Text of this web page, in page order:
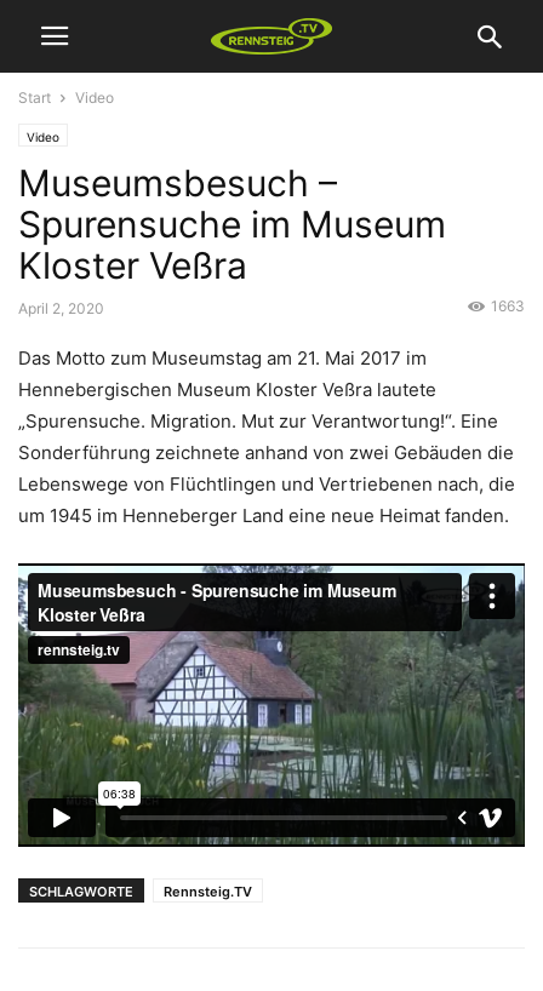
Start Video
Video
Museumsbesuch –
Spurensuche im Museum
Kloster Veßra
April 2, 2020 1663
Das Motto zum Museumstag am 21. Mai 2017 im
Hennebergischen Museum Kloster Veßra lautete
„Spurensuche. Migration. Mut zur Verantwortung!“. Eine
Sonderführung zeichnete anhand von zwei Gebäuden die
Lebenswege von Flüchtlingen und Vertriebenen nach, die
um 1945 im Henneberger Land eine neue Heimat fanden.
SCHLAGWORTE Rennsteig.TV